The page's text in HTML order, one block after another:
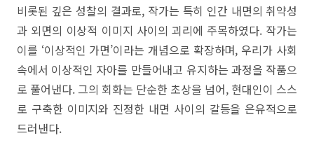
비롯된 깊은 성찰의 결과로, 작가는 특히 인간 내면의 취약성
과 외면의 이상적 이미지 사이의 괴리에 주목하였다. 작가는
이를 ‘이상적인 가면’이라는 개념으로 확장하며, 우리가 사회
속에서 이상적인 자아를 만들어내고 유지하는 과정을 작품으
로 풀어낸다. 그의 회화는 단순한 초상을 넘어, 현대인이 스스
로 구축한 이미지와 진정한 내면 사이의 갈등을 은유적으로
드러낸다.